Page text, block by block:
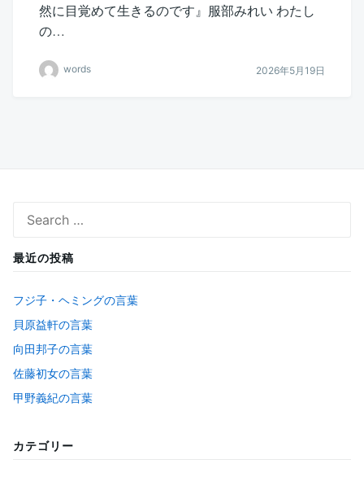
然に目覚めて生きるのです』服部みれい わたし
の…
words 2026年5月19日
for:
最近の投稿
フジ子・ヘミングの言葉
貝原益軒の言葉
向田邦子の言葉
佐藤初女の言葉
甲野義紀の言葉
カテゴリー